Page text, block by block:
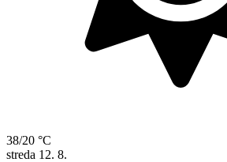
38/20 °C
streda 12. 8.